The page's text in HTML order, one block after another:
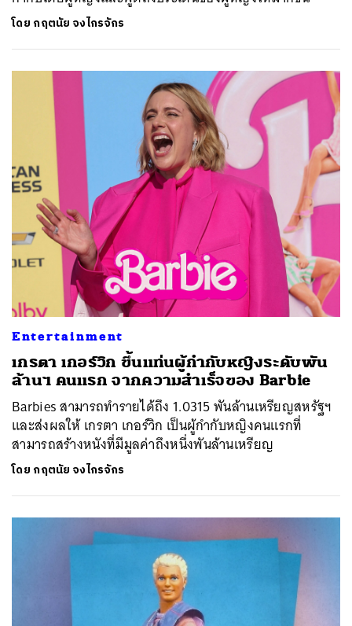
โดย กฤตนัย จงไกรจักร
Entertainment
เกรตา เกอร์วิก ขึ้นแท่นผู้กำกับหญิงระดับพัน
ล้านฯ คนแรก จากความสำเร็จของ Barbie
Barbies สามารถทำรายได้ถึง 1.0315 พันล้านเหรียญสหรัฐฯ
และส่งผลให้ เกรตา เกอร์วิก เป็นผู้กำกับหญิงคนแรกที่
สามารถสร้างหนังที่มีมูลค่าถึงหนึ่งพันล้านเหรียญ
โดย กฤตนัย จงไกรจักร